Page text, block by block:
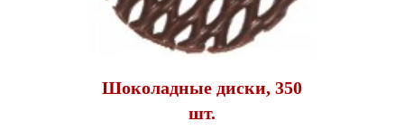
Шоколадные диски, 350
шт.